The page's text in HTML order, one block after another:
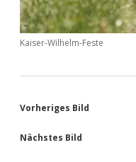
Kaiser-Wilhelm-Feste
Vorheriges Bild
Nächstes Bild